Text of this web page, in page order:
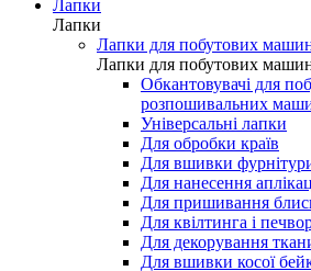
Лапки
Лапки
Лапки для побутових
Лапки для побутових
Обкантовувачі для
розпошивальних
Універсальні лапки
Для обробки країв
Для вшивки
Для нанесення
Для пришивання
Для квілтинга і
Для декорування
Для вшивки косої